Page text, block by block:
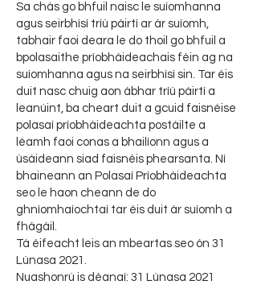
Sa chás go bhfuil naisc le suíomhanna
agus seirbhísí tríú páirtí ar ár suíomh,
tabhair faoi deara le do thoil go bhfuil a
bpolasaithe príobháideachais féin ag na
suíomhanna agus na seirbhísí sin. Tar éis
duit nasc chuig aon ábhar tríú páirtí a
leanúint, ba cheart duit a gcuid faisnéise
polasaí príobháideachta postáilte a
léamh faoi conas a bhailíonn agus a
úsáideann siad faisnéis phearsanta. Ní
bhaineann an Polasaí Príobháideachta
seo le haon cheann de do
ghníomhaíochtaí tar éis duit ár suíomh a
fhágáil.
Tá éifeacht leis an mbeartas seo ón 31
Lúnasa 2021.
Nuashonrú is déanaí: 31 Lúnasa 2021